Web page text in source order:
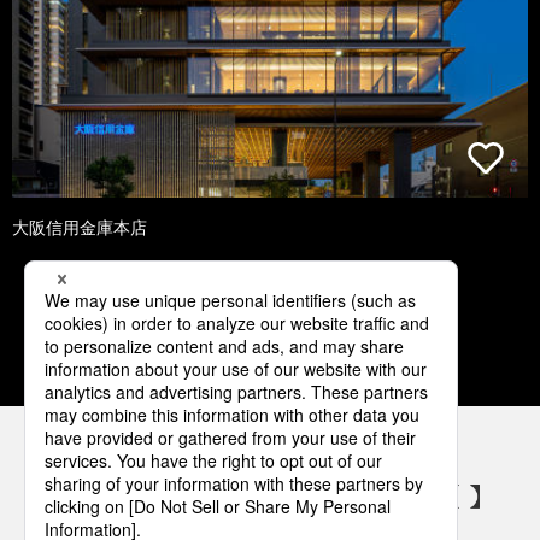
大阪信用金庫本店
1 2 3 4 5
パナソニックの電気設備 SNSアカウント